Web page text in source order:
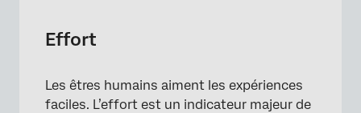
Effort
Les êtres humains aiment les expériences
faciles. L’effort est un indicateur majeur de